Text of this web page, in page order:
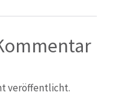
veröffentlicht.